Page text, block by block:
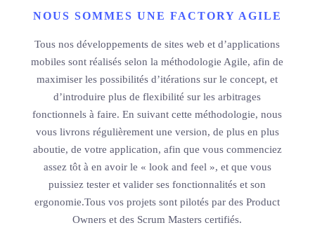
NOUS SOMMES UNE FACTORY AGILE
Tous nos développements de sites web et d’applications
mobiles sont réalisés selon la méthodologie Agile, afin de
maximiser les possibilités d’itérations sur le concept, et
d’introduire plus de flexibilité sur les arbitrages
fonctionnels à faire. En suivant cette méthodologie, nous
vous livrons régulièrement une version, de plus en plus
aboutie, de votre application, afin que vous commenciez
assez tôt à en avoir le « look and feel », et que vous
puissiez tester et valider ses fonctionnalités et son
ergonomie.Tous vos projets sont pilotés par des Product
Owners et des Scrum Masters certifiés.